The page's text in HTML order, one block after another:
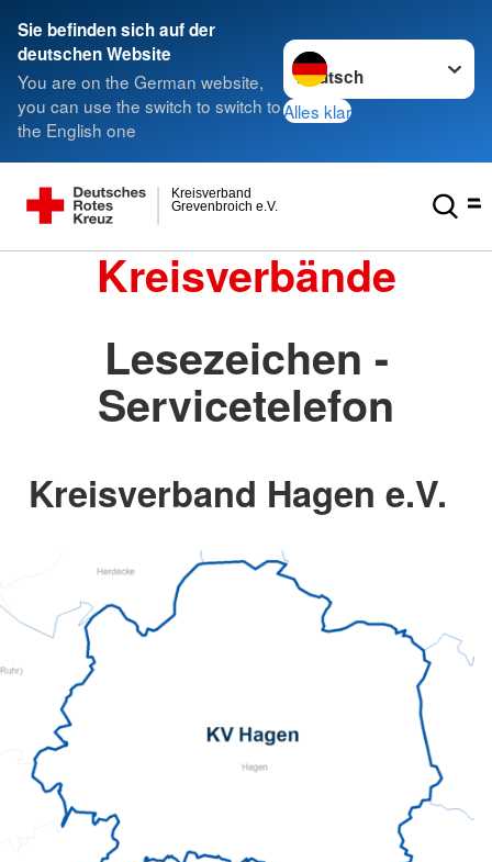
Sie befinden sich auf der
deutschen Website
You are on the German website,
you can use the switch to switch to
the English one
Sprache wechseln zu
Alles klar
Grevenbroich e.V.
Kreisverband
Kreisverbände
Lesezeichen -
Servicetelefon
Kreisverband Hagen e.V.